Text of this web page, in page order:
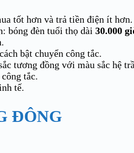
tốt hơn và trả tiền điện ít hơn.
bóng đèn tuổi thọ dài 30.000
bật chuyển công tắc.
tương đồng với màu sắc hệ
tắc.
tế.
ĐÔNG